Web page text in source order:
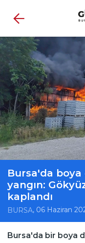
Bursa'da
yangın:
kaplandı
BURSA, 06 Haziran
Bursa'da bir boya